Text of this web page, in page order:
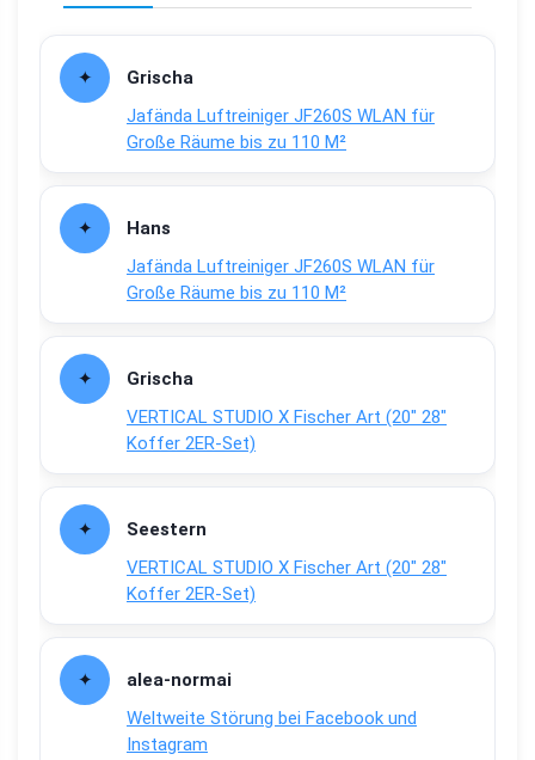
Grischa
Jafända Luftreiniger JF260S WLAN für
Große Räume bis zu 110 M²
Hans
Jafända Luftreiniger JF260S WLAN für
Große Räume bis zu 110 M²
Grischa
VERTICAL STUDIO X Fischer Art (20″ 28″
Koffer 2ER-Set)
Seestern
VERTICAL STUDIO X Fischer Art (20″ 28″
Koffer 2ER-Set)
alea-normai
Weltweite Störung bei Facebook und
Instagram